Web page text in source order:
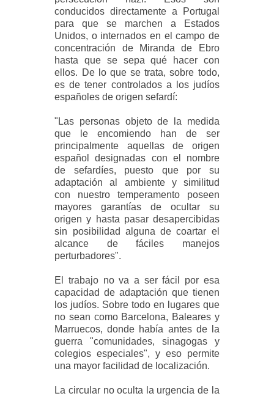
conducidos directamente a Portugal
para que se marchen a Estados
Unidos, o internados en el campo de
concentración de Miranda de Ebro
hasta que se sepa qué hacer con
ellos. De lo que se trata, sobre todo,
es de tener controlados a los judíos
españoles de origen sefardí:
"Las personas objeto de la medida
que le encomiendo han de ser
principalmente aquellas de origen
español designadas con el nombre
de sefardíes, puesto que por su
adaptación al ambiente y similitud
con nuestro temperamento poseen
mayores garantías de ocultar su
origen y hasta pasar desapercibidas
sin posibilidad alguna de coartar el
alcance de fáciles manejos
perturbadores".
El trabajo no va a ser fácil por esa
capacidad de adaptación que tienen
los judíos. Sobre todo en lugares que
no sean como Barcelona, Baleares y
Marruecos, donde había antes de la
guerra "comunidades, sinagogas y
colegios especiales", y eso permite
una mayor facilidad de localización.
La circular no oculta la urgencia de la